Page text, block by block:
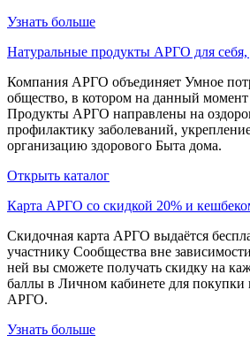
Узнать больше
Натуральные продукты АРГО для себя,
Компания АРГО объединяет Умное
общество, в котором на данный
Продукты АРГО направлены на
профилактику заболеваний,
организацию здорового Быта дома.
Открыть каталог
Карта АРГО со скидкой 20% и
Скидочная карта АРГО выдаётся
участнику Сообщества вне
ней вы сможете получать скидку на
баллы в Личном кабинете для покупки
АРГО.
Узнать больше